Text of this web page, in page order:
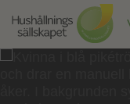
innehåll
sidan